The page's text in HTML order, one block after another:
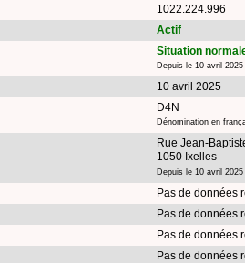
1022.224.996
Actif
Situation
Depuis le 10 avril 2025
10 avril 2025
D4N
Dénomination en
Rue Jean-
1050 Ixelles
Depuis le 10 avril 2025
Pas de données
Pas de données
Pas de données
Pas de données